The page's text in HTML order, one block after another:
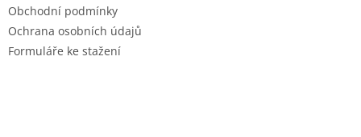
Obchodní podmínky
Ochrana osobních údajů
Formuláře ke stažení